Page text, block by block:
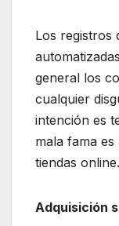
Los registros
general los
cualquier
intención es
mala fama
tiendas online.
Adquisición